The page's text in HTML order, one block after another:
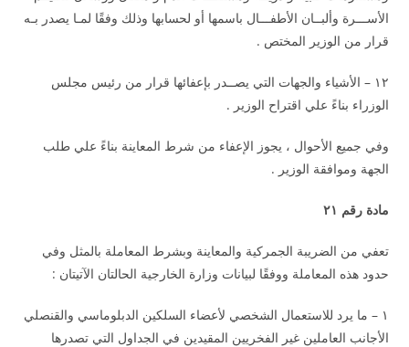
الأســـرة وألبــان الأطفـــال باسمها أو لحسابها وذلك وفقًا لمـا يصدر بـه
قرار من الوزير المختص .
١٢ – الأشياء والجهات التي يصــدر بإعفائها قرار من رئيس مجلس
الوزراء بناءً علي اقتراح الوزير .
وفي جميع الأحوال ، يجوز الإعفاء من شرط المعاينة بناءً علي طلب
الجهة وموافقة الوزير .
مادة رقم ٢١
تعفي من الضريبة الجمركية والمعاينة وبشرط المعاملة بالمثل وفي
حدود هذه المعاملة ووفقًا لبيانات وزارة الخارجية الحالتان الآتيتان :
١ – ما يرد للاستعمال الشخصي لأعضاء السلكين الدبلوماسي والقنصلي
الأجانب العاملين غير الفخريين المقيدين في الجداول التي تصدرها